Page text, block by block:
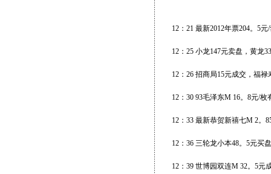
12：21 最新2012年票204。5
12：25 小龙147元卖盘，黄龙
12：26 招商局15元成交，福禄
12：30 93毛泽东M 16。8元/枚
12：33 最新恭贺新禧七M 2。
12：36 三轮龙小本48。5元买
12：39 世博园双连M 32。5元